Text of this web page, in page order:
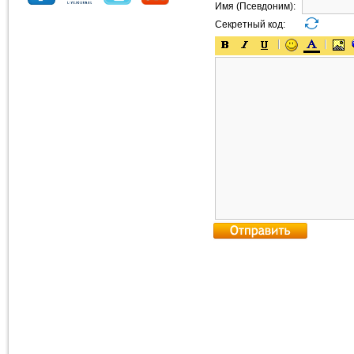
Имя (Псевдоним):
Секретный код: